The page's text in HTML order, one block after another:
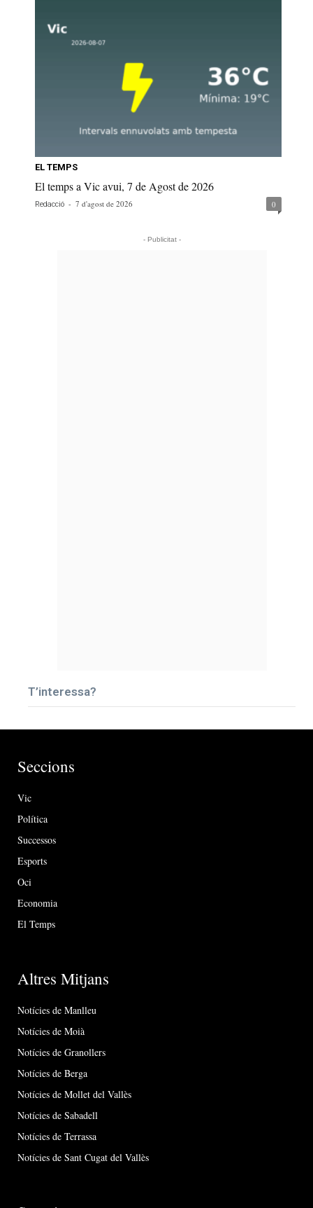
EL TEMPS
El temps a Vic avui, 7 de Agost de 2026
Redacció - 7 d'agost de 2026 0
- Publicitat -
T’interessa?
Seccions
Vic
Política
Successos
Esports
Oci
Economia
El Temps
Altres Mitjans
Notícies de Manlleu
Notícies de Moià
Notícies de Granollers
Notícies de Berga
Notícies de Mollet del Vallès
Notícies de Sabadell
Notícies de Terrassa
Notícies de Sant Cugat del Vallès